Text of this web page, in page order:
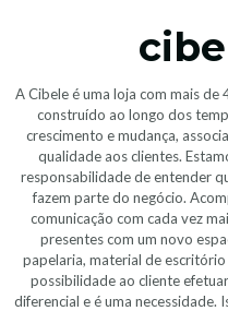
A Cibele é uma loja com mais de
construído ao longo dos
crescimento e mudança,
qualidade aos clientes.
responsabilidade de entender
fazem parte do negócio.
comunicação com cada vez
presentes com um novo
papelaria, material de
possibilidade ao cliente
diferencial e é uma necessidade.